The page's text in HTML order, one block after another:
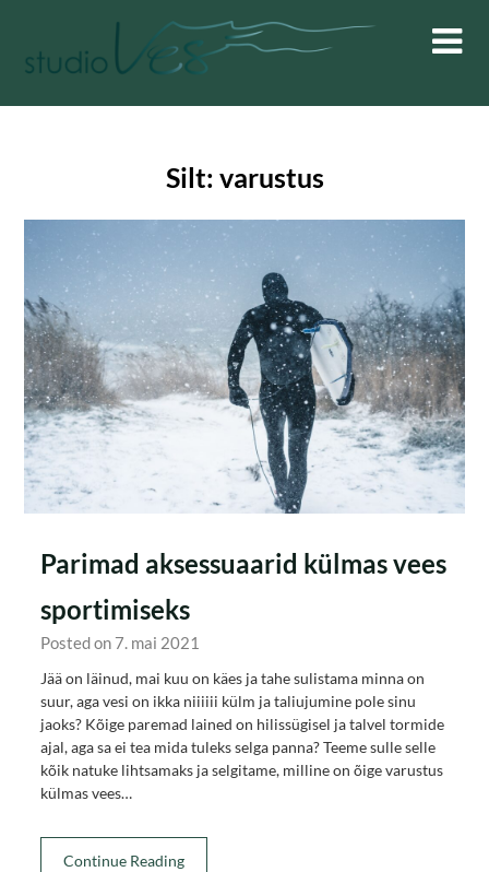
content
Silt: varustus
Parimad aksessuaarid külmas vees
sportimiseks
Posted on 7. mai 2021
Jää on läinud, mai kuu on käes ja tahe sulistama minna on
suur, aga vesi on ikka niiiiii külm ja taliujumine pole sinu
jaoks? Kõige paremad lained on hilissügisel ja talvel tormide
ajal, aga sa ei tea mida tuleks selga panna? Teeme sulle selle
kõik natuke lihtsamaks ja selgitame, milline on õige varustus
külmas vees…
Continue Reading